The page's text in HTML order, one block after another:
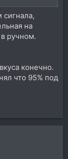
на
ручном.
конечно.
что 95% под